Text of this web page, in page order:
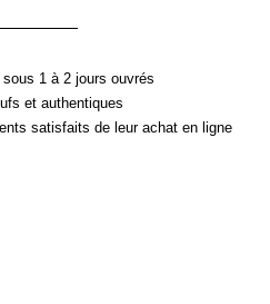
sous 1 à 2 jours ouvrés
et authentiques
satisfaits de leur achat en ligne